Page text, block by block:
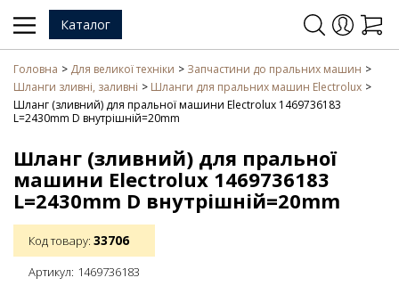
Каталог
Головна Для великої техніки
Запчастини до пральних машин
Шланги зливні, заливні
Шланги для пральних машин Electrolux
Шланг (зливний) для пральної машини Electrolux 1469736183
L=2430mm D внутрішній=20mm
Шланг (зливний) для пральної
машини Electrolux 1469736183
L=2430mm D внутрішній=20mm
Код товару: 33706
Артикул: 1469736183